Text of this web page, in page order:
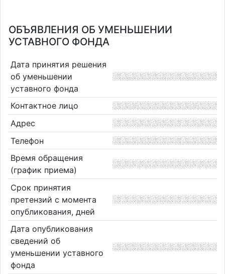
ОБЪЯВЛЕНИЯ ОБ УМЕНЬШЕНИИ
УСТАВНОГО ФОНДА
Дата принятия решения
об уменьшении
уставного фонда
Контактное лицо
Адрес
Телефон
Время обращения
(график приема)
Срок принятия
претензий с момента
опубликования, дней
Дата опубликования
сведений об
уменьшении уставного
фонда